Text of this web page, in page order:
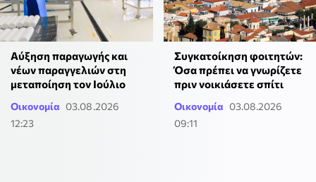
Αύξηση παραγωγής και
νέων παραγγελιών στη
μεταποίηση τον Ιούλιο
Οικονομία 03.08.2026
12:23
Συγκατοίκηση φοιτητών:
Όσα πρέπει να γνωρίζετε
πριν νοικιάσετε σπίτι
Οικονομία 03.08.2026
09:11